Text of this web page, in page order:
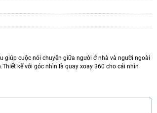
giúp cuộc nói chuyện giữa người ở nhà và người ngoài
kế với góc nhìn là quay xoay 360 cho cái nhìn